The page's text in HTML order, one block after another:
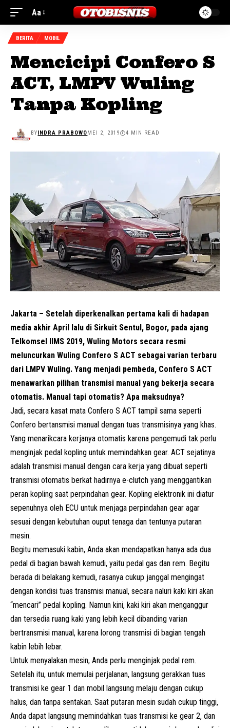
Aa
BERITA MOBIL
Mencicipi Confero S
ACT, LMPV Wuling
Tanpa Kopling
BYINDRA PRABOWOMEI 2, 2019 4 MIN READ
Jakarta – Setelah diperkenalkan pertama kali di hadapan
media akhir April lalu di Sirkuit Sentul, Bogor, pada ajang
Telkomsel IIMS 2019, Wuling Motors secara resmi
meluncurkan Wuling Confero S ACT sebagai varian terbaru
dari LMPV Wuling. Yang menjadi pembeda, Confero S ACT
menawarkan pilihan transmisi manual yang bekerja secara
otomatis. Manual tapi otomatis? Apa maksudnya?
Jadi, secara kasat mata Confero S ACT tampil sama seperti
Confero bertansmisi manual dengan tuas transmisinya yang khas.
Yang menarikcara kerjanya otomatis karena pengemudi tak perlu
menginjak pedal kopling untuk memindahkan gear. ACT sejatinya
adalah transmisi manual dengan cara kerja yang dibuat seperti
transmisi otomatis berkat hadirnya e-clutch yang menggantikan
peran kopling saat perpindahan gear. Kopling elektronik ini diatur
sepenuhnya oleh ECU untuk menjaga perpindahan gear agar
sesuai dengan kebutuhan ouput tenaga dan tentunya putaran
mesin.
Begitu memasuki kabin, Anda akan mendapatkan hanya ada dua
pedal di bagian bawah kemudi, yaitu pedal gas dan rem. Begitu
berada di belakang kemudi, rasanya cukup janggal mengingat
dengan kondisi tuas transmisi manual, secara naluri kaki kiri akan
“mencari” pedal kopling. Namun kini, kaki kiri akan menganggur
dan tersedia ruang kaki yang lebih kecil dibanding varian
bertransmisi manual, karena lorong transmisi di bagian tengah
kabin lebih lebar.
Untuk menyalakan mesin, Anda perlu menginjak pedal rem.
Setelah itu, untuk memulai perjalanan, langsung gerakkan tuas
transmisi ke gear 1 dan mobil langsung melaju dengan cukup
halus, dan tanpa sentakan. Saat putaran mesin sudah cukup tinggi,
Anda dapat langsung memindahkan tuas transmisi ke gear 2, dan